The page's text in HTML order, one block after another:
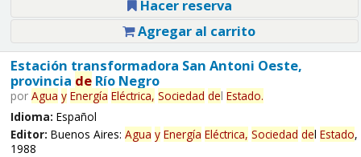
Hacer reserva
Agregar al carrito
Estación transformadora San Antoni Oeste,
provincia deRío Negro
por Agua y Energía Eléctrica, Sociedad del Estado.
Idioma: Español
Editor: Buenos Aires: Agua y Energía Eléctrica, Sociedad del Estado,
1988